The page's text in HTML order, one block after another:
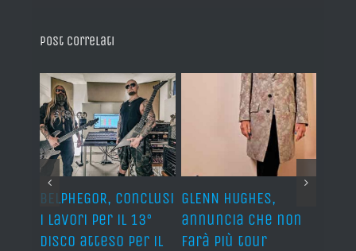
Post correlati
BELPHEGOR, conclusi
i lavori per il 13°
disco atteso per il
GLENN HUGHES,
annuncia che non
farà più tour